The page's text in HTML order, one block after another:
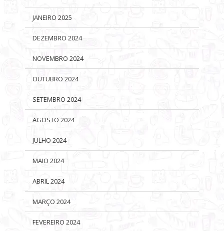
JANEIRO 2025
DEZEMBRO 2024
NOVEMBRO 2024
OUTUBRO 2024
SETEMBRO 2024
AGOSTO 2024
JULHO 2024
MAIO 2024
ABRIL 2024
MARÇO 2024
FEVEREIRO 2024